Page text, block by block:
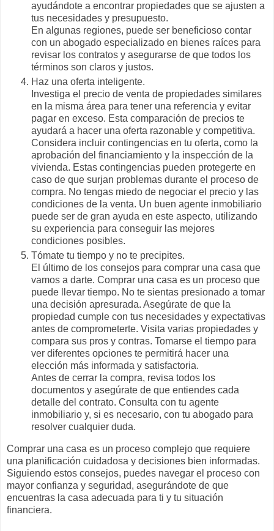
ayudándote a encontrar propiedades que se ajusten a
tus necesidades y presupuesto.
En algunas regiones, puede ser beneficioso contar
con un abogado especializado en bienes raíces para
revisar los contratos y asegurarse de que todos los
términos son claros y justos.
Haz una oferta inteligente.
Investiga el precio de venta de propiedades similares
en la misma área para tener una referencia y evitar
pagar en exceso. Esta comparación de precios te
ayudará a hacer una oferta razonable y competitiva.
Considera incluir contingencias en tu oferta, como la
aprobación del financiamiento y la inspección de la
vivienda. Estas contingencias pueden protegerte en
caso de que surjan problemas durante el proceso de
compra. No tengas miedo de negociar el precio y las
condiciones de la venta. Un buen agente inmobiliario
puede ser de gran ayuda en este aspecto, utilizando
su experiencia para conseguir las mejores
condiciones posibles.
Tómate tu tiempo y no te precipites.
El último de los consejos para comprar una casa que
vamos a darte. Comprar una casa es un proceso que
puede llevar tiempo. No te sientas presionado a tomar
una decisión apresurada. Asegúrate de que la
propiedad cumple con tus necesidades y expectativas
antes de comprometerte. Visita varias propiedades y
compara sus pros y contras. Tomarse el tiempo para
ver diferentes opciones te permitirá hacer una
elección más informada y satisfactoria.
Antes de cerrar la compra, revisa todos los
documentos y asegúrate de que entiendes cada
detalle del contrato. Consulta con tu agente
inmobiliario y, si es necesario, con tu abogado para
resolver cualquier duda.
Comprar una casa es un proceso complejo que requiere
una planificación cuidadosa y decisiones bien informadas.
Siguiendo estos consejos, puedes navegar el proceso con
mayor confianza y seguridad, asegurándote de que
encuentras la casa adecuada para ti y tu situación
financiera.